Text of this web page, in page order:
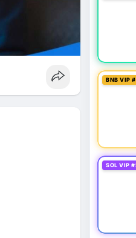
BNB VIP
SOL VIP